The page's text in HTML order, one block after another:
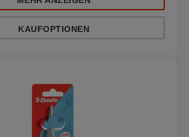
KAUFOPTIONEN